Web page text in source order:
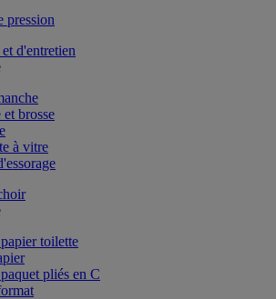
pression
d'entretien
brosse
à vitre
toilette
pliés en C